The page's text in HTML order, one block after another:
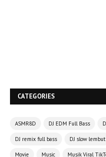
CATEGORIES
ASMR8D DJ EDM Full Bass
DJ remix full bass DJ slow lembut
Movie Music Musik Viral